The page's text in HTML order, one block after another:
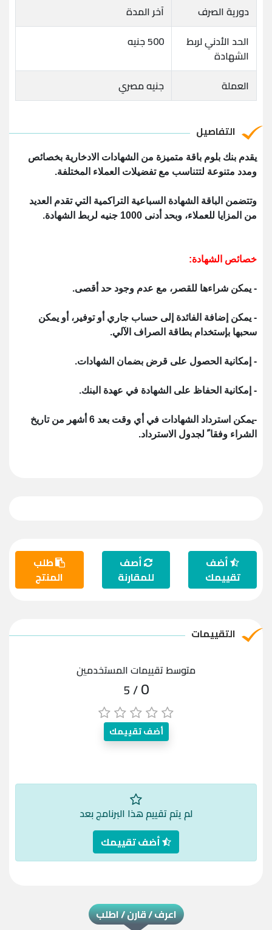
دورية الصرف
آخر المدة
الحد الأدني لربط
الشهادة
500 جنيه
العملة جنيه مصري
التفاصيل
يقدم بنك بلوم باقة متميزة من الشهادات الادخارية بخصائص
ومدد متنوعة لتتناسب مع تفضيلات العملاء المختلفة.
وتتضمن الباقة الشهادة السباعية التراكمية التي تقدم العديد
من المزايا للعملاء، وبحد أدنى 1000 جنيه لربط الشهادة.
خصائص الشهادة:
- يمكن شراءها للقصر، مع عدم وجود حد أقصى.
- يمكن إضافة الفائدة إلى حساب جاري أو توفير، أو يمكن
سحبها بإستخدام بطاقة الصراف الآلي.
- إمكانية الحصول على قرض بضمان الشهادات.
- إمكانية الحفاظ على الشهادة في عهدة البنك.
-يمكن استرداد الشهادات في أي وقت بعد 6 أشهر من تاريخ
الشراء وفقاﹰ لجدول الاسترداد.
أضف
تقييمك
أصف
للمقارنة
طلب
المنتج
التقييمات
متوسط تقييمات المستخدمين
0
/ 5
أضف تقييمك
لم يتم تقييم هذا البرنامج بعد
أضف تقييمك
اعرف / قارن / اطلب